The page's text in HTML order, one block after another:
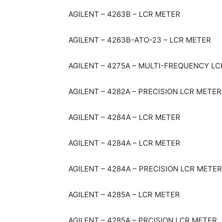
AGILENT – 4263B – LCR METER
AGILENT – 4263B-ATO-23 – LCR METER
AGILENT – 4275A – MULTI-FREQUENCY
AGILENT – 4282A – PRECISION LCR METER
AGILENT – 4284A – LCR METER
AGILENT – 4284A – LCR METER
AGILENT – 4284A – PRECISION LCR METER
AGILENT – 4285A – LCR METER